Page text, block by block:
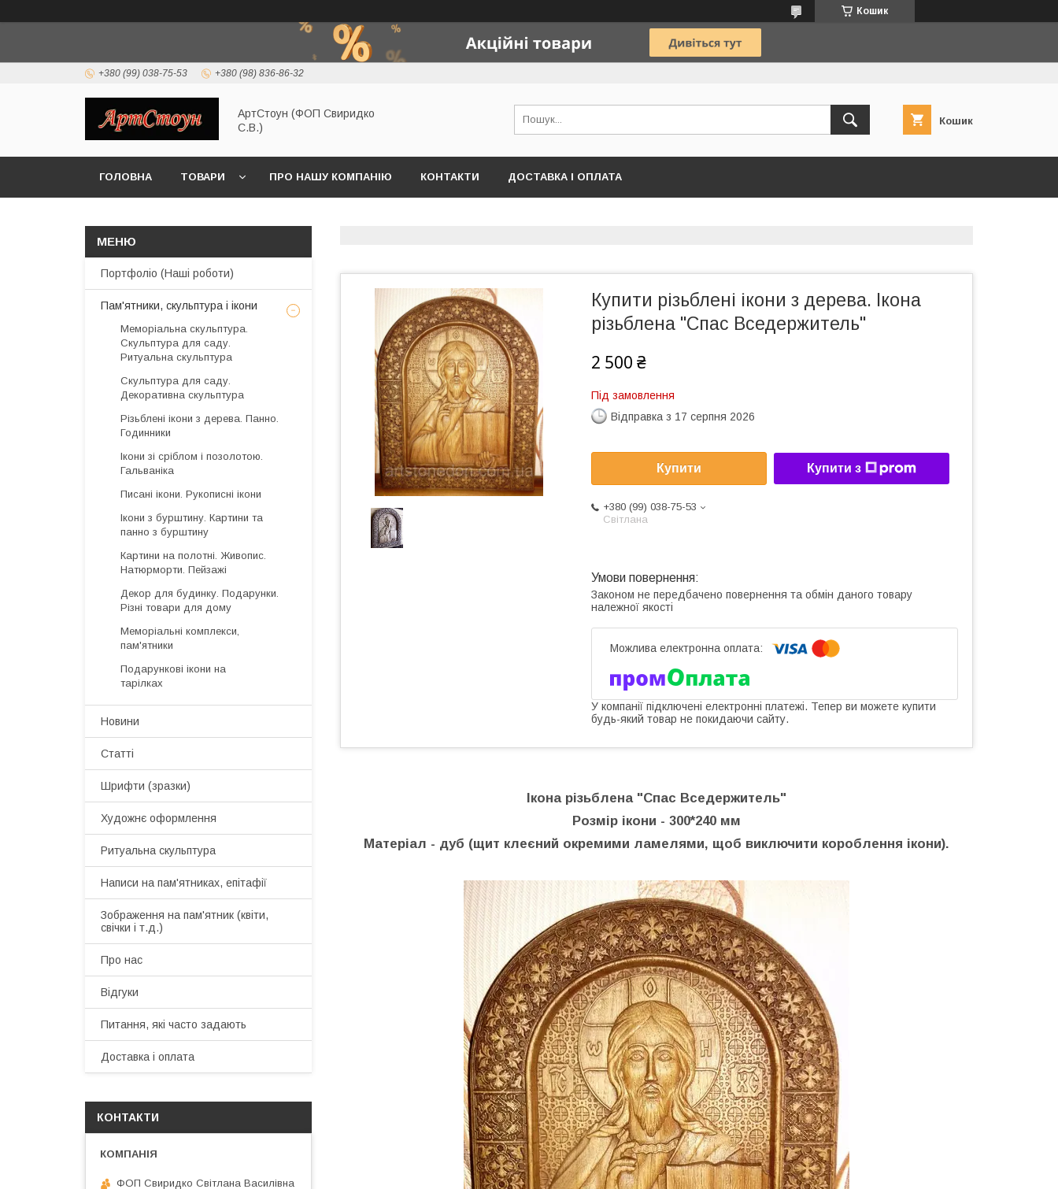
Кошик
+380 (99) 038-75-53 +380 (98) 836-86-32
АртСтоун (ФОП Свиридко
С.В.)
Кошик
ГОЛОВНА ТОВАРИ ПРО НАШУ КОМПАНІЮ КОНТАКТИ ДОСТАВКА І ОПЛАТА
Купити різьблені ікони з дерева. Ікона
різьблена "Спас Вседержитель"
2 500 ₴
Під замовлення
Відправка з 17 серпня 2026
Купити Купити з
+380 (99) 038-75-53
Світлана
Законом не передбачено повернення та обмін даного товару
належної якості
У компанії підключені електронні платежі. Тепер ви можете купити
будь-який товар не покидаючи сайту.
Ікона різьблена "Спас Вседержитель"
Розмір ікони - 300*240 мм
Матеріал - дуб (щит клеєний окремими ламелями, щоб виключити короблення ікони).
Портфоліо (Наші роботи)
Пам'ятники, скульптура і ікони
Меморіальна скульптура.
Скульптура для саду.
Ритуальна скульптура
Скульптура для саду.
Декоративна скульптура
Різьблені ікони з дерева. Панно.
Годинники
Ікони зі сріблом і позолотою.
Гальваніка
Писані ікони. Рукописні ікони
Ікони з бурштину. Картини та
панно з бурштину
Картини на полотні. Живопис.
Натюрморти. Пейзажі
Декор для будинку. Подарунки.
Різні товари для дому
Меморіальні комплекси,
пам'ятники
Подарункові ікони на
тарілках
Новини
Статті
Шрифти (зразки)
Художнє оформлення
Ритуальна скульптура
Написи на пам'ятниках, епітафії
Зображення на пам'ятник (квіти,
свічки і т.д.)
Про нас
Відгуки
Питання, які часто задають
Доставка і оплата
КОНТАКТИ
ФОП Свиридко Світлана Василівна